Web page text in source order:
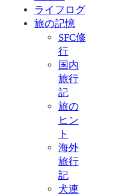
ライフログ
旅の記憶
SFC修
行
国内
旅行
記
旅の
ヒン
ト
海外
旅行
記
犬連